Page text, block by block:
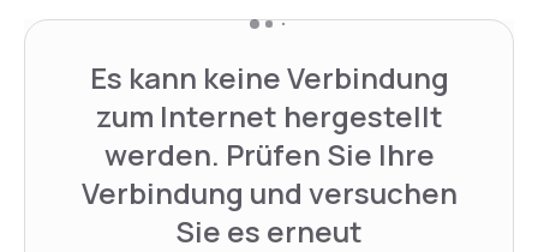
Es kann keine Verbindung
zum Internet hergestellt
werden. Prüfen Sie Ihre
Verbindung und versuchen
Sie es erneut